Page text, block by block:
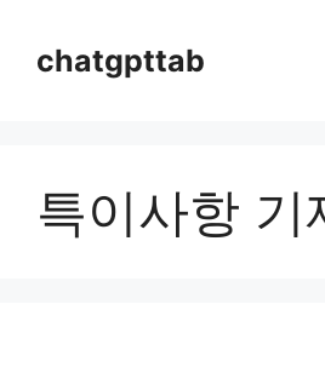
chatgpttab
특이사항 기